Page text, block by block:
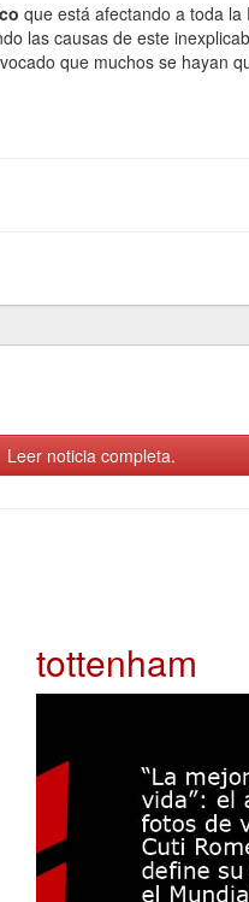
que está afectando a toda la
las causas de este
que muchos se hayan
Leer noticia completa.
tottenham